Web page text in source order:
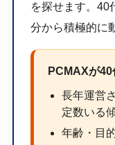
を探せます。40
分から積極的に
PCMAXが
長年運営
定数いる
年齢・目